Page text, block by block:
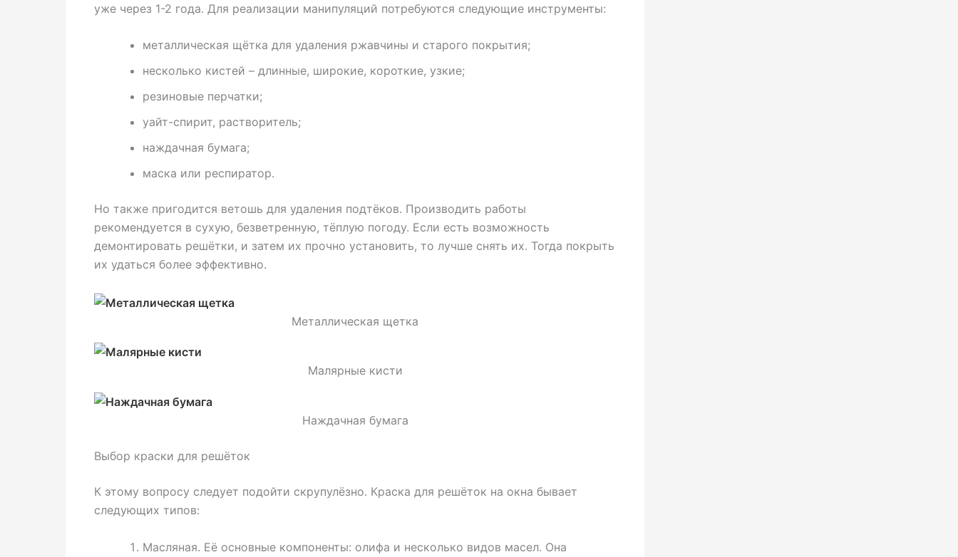
уже через 1-2 года. Для реализации манипуляций потребуются следующие инструменты:
металлическая щётка для удаления ржавчины и старого покрытия;
несколько кистей – длинные, широкие, короткие, узкие;
резиновые перчатки;
уайт-спирит, растворитель;
наждачная бумага;
маска или респиратор.
Но также пригодится ветошь для удаления подтёков. Производить работы
рекомендуется в сухую, безветренную, тёплую погоду. Если есть возможность
демонтировать решётки, и затем их прочно установить, то лучше снять их. Тогда покрыть
их удаться более эффективно.
Металлическая щетка
Малярные кисти
Наждачная бумага
Выбор краски для решёток
К этому вопросу следует подойти скрупулёзно. Краска для решёток на окна бывает
следующих типов:
Масляная. Её основные компоненты: олифа и несколько видов масел. Она